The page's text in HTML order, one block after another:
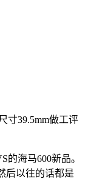
寸39.5mm做工评
海马600新品。
后以往的话都是